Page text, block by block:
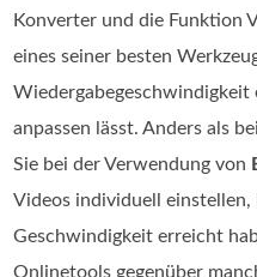
Konverter und die Funktion
eines seiner besten
Wiedergabegeschwindigkeit
anpassen lässt. Anders als
Sie bei der Verwendung von
Videos individuell einstellen,
Geschwindigkeit erreicht
Onlinetools gegenüber